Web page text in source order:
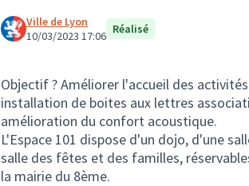
Ville de Lyon
10/03/2023 17:06 Réalisé
Objectif ? Améliorer l'accueil des
installation de boites aux lettres
amélioration du confort acoustique.
L'Espace 101 dispose d'un dojo, d'une
salle des fêtes et des familles,
la mairie du 8ème.